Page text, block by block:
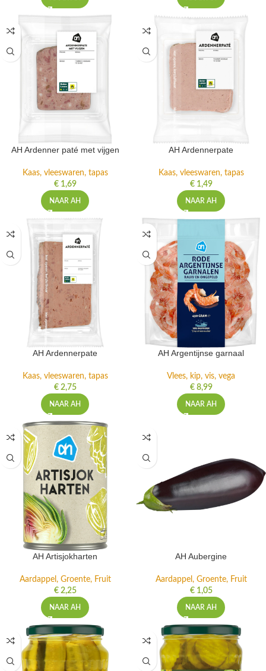
AH Ardenner paté met vijgen
Kaas, vleeswaren, tapas
€1,69
NAAR AH
AH Ardennerpate
Kaas, vleeswaren, tapas
€1,49
NAAR AH
AH Ardennerpate
Kaas, vleeswaren, tapas
€2,75
NAAR AH
AH Argentijnse garnaal
Vlees, kip, vis, vega
€8,99
NAAR AH
AH Artisjokharten
Aardappel, Groente, Fruit
€2,25
NAAR AH
AH Aubergine
Aardappel, Groente, Fruit
€1,05
NAAR AH